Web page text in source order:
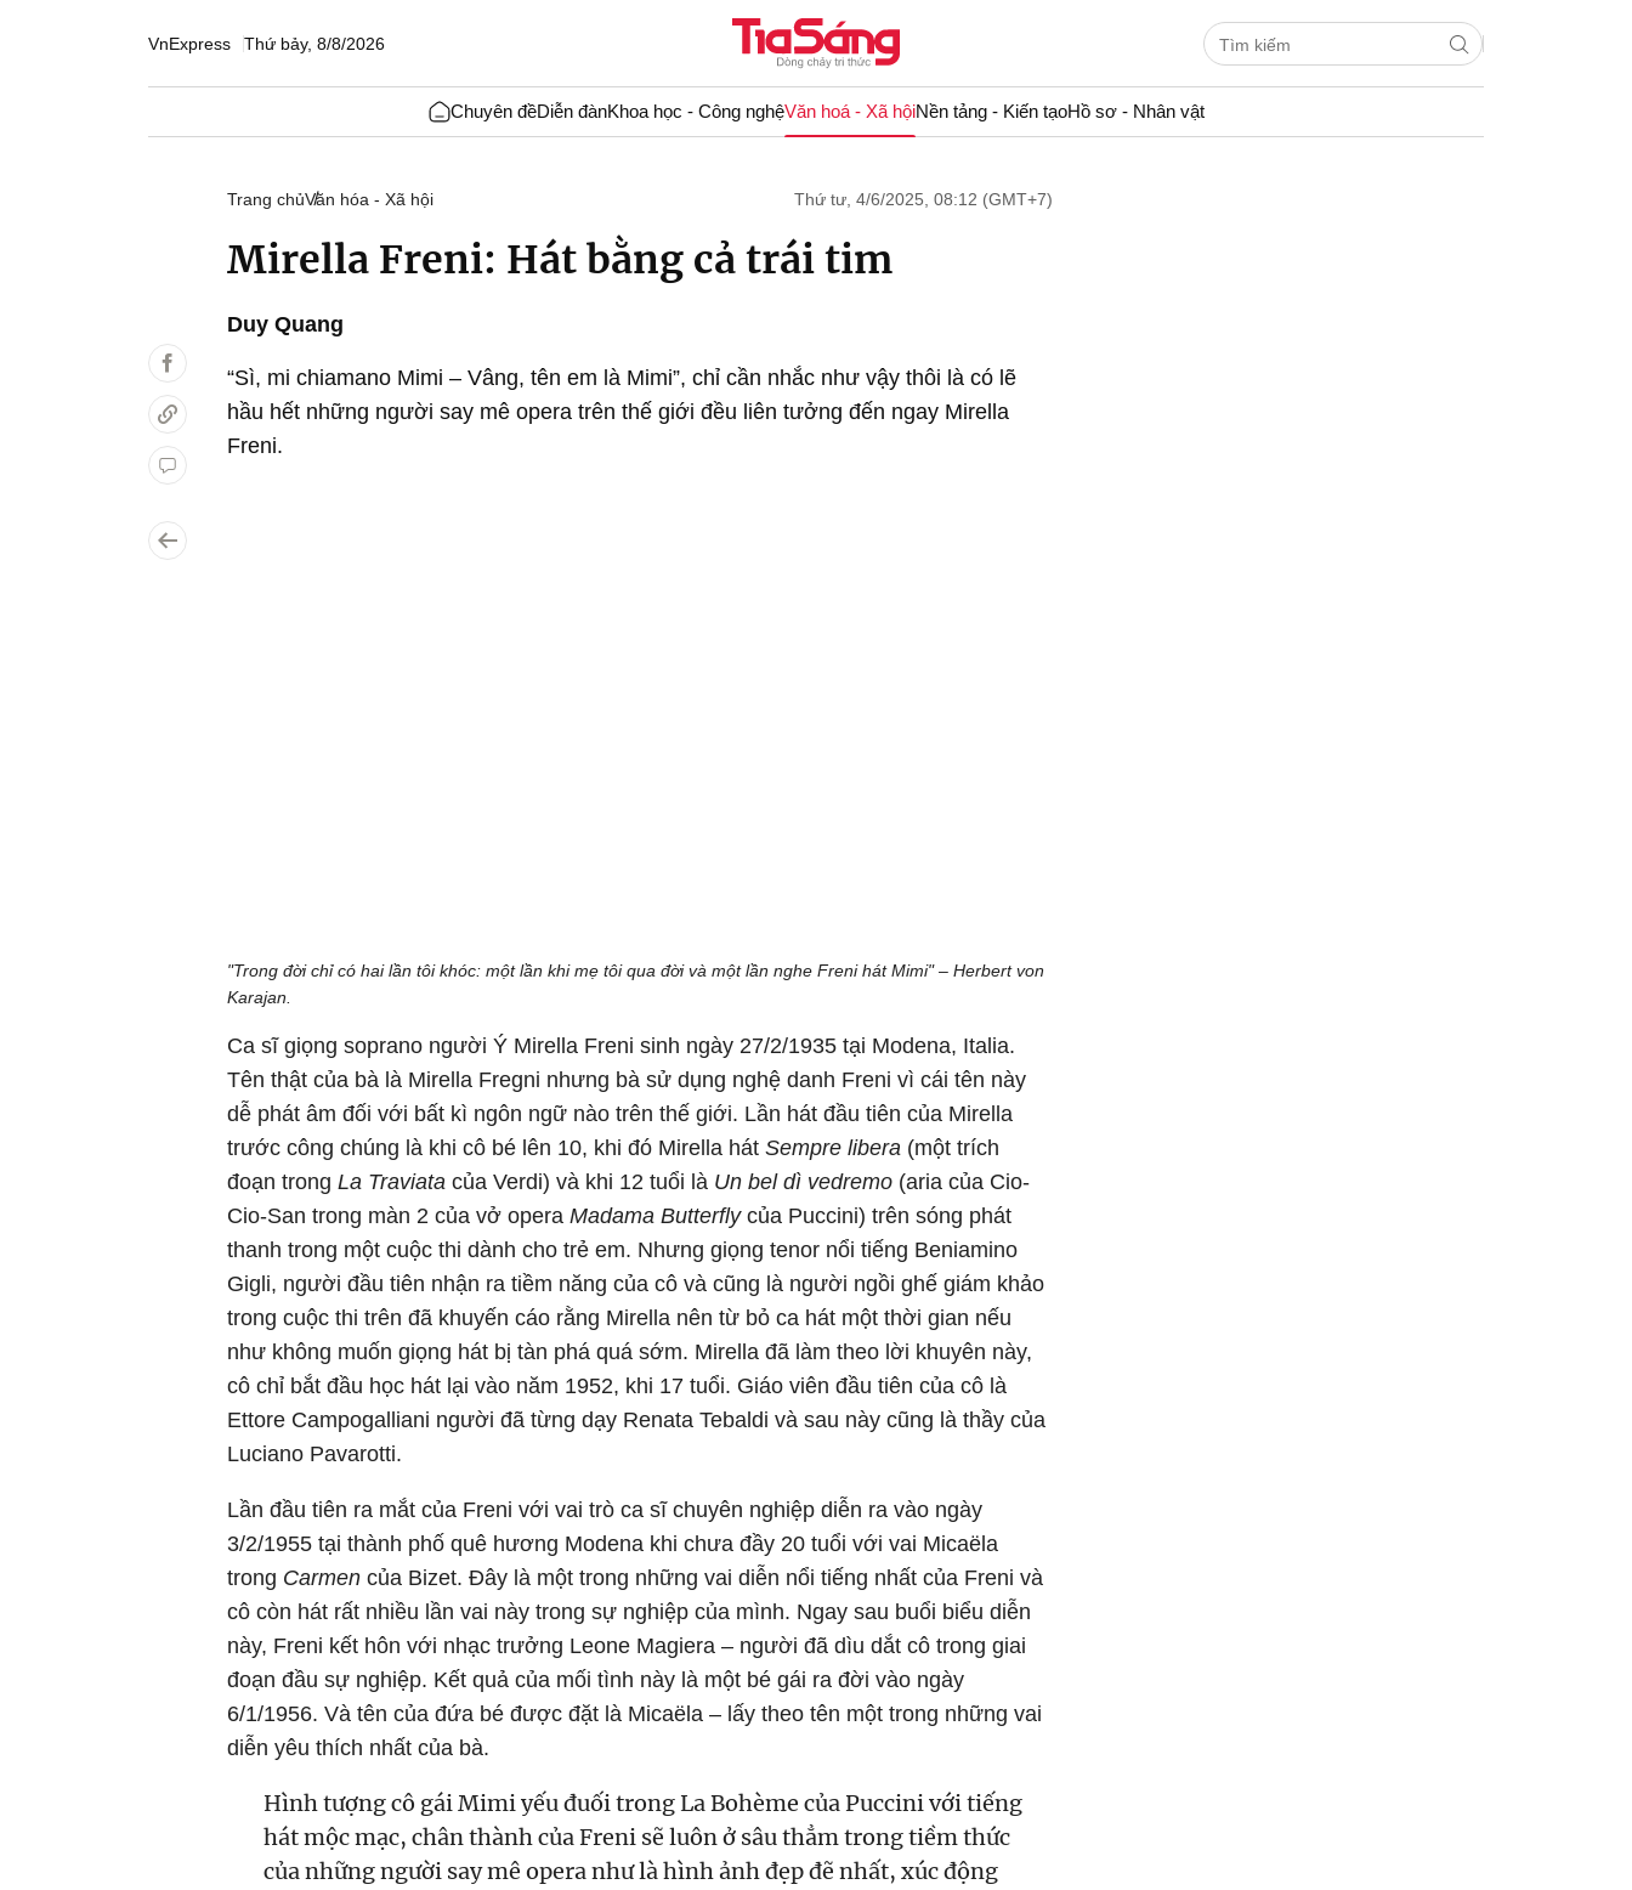
VnExpress Thứ bảy, 8/8/2026
Chuyên đềDiễn đànKhoa học - Công nghệVăn hoá - Xã hộiNền tảng - Kiến tạoHồ sơ - Nhân vật
Trang chủVăn hóa - Xã hội Thứ tư, 4/6/2025, 08:12 (GMT+7)
Mirella Freni: Hát bằng cả trái tim
Duy Quang
“Sì, mi chiamano Mimi – Vâng, tên em là Mimi”, chỉ cần nhắc như vậy thôi là có lẽ
hầu hết những người say mê opera trên thế giới đều liên tưởng đến ngay Mirella
Freni.
"Trong đời chỉ có hai lần tôi khóc: một lần khi mẹ tôi qua đời và một lần nghe Freni hát Mimi" – Herbert von
Karajan.
Ca sĩ giọng soprano người Ý Mirella Freni sinh ngày 27/2/1935 tại Modena, Italia.
Tên thật của bà là Mirella Fregni nhưng bà sử dụng nghệ danh Freni vì cái tên này
dễ phát âm đối với bất kì ngôn ngữ nào trên thế giới. Lần hát đầu tiên của Mirella
trước công chúng là khi cô bé lên 10, khi đó Mirella hát Sempre libera (một trích
đoạn trong La Traviata của Verdi) và khi 12 tuổi là Un bel dì vedremo (aria của Cio-
Cio-San trong màn 2 của vở opera Madama Butterflycủa Puccini) trên sóng phát
thanh trong một cuộc thi dành cho trẻ em. Nhưng giọng tenor nổi tiếng Beniamino
Gigli, người đầu tiên nhận ra tiềm năng của cô và cũng là người ngồi ghế giám khảo
trong cuộc thi trên đã khuyến cáo rằng Mirella nên từ bỏ ca hát một thời gian nếu
như không muốn giọng hát bị tàn phá quá sớm. Mirella đã làm theo lời khuyên này,
cô chỉ bắt đầu học hát lại vào năm 1952, khi 17 tuổi. Giáo viên đầu tiên của cô là
Ettore Campogalliani người đã từng dạy Renata Tebaldi và sau này cũng là thầy của
Luciano Pavarotti.
Lần đầu tiên ra mắt của Freni với vai trò ca sĩ chuyên nghiệp diễn ra vào ngày
3/2/1955 tại thành phố quê hương Modena khi chưa đầy 20 tuổi với vai Micaëla
trong Carmen của Bizet. Đây là một trong những vai diễn nổi tiếng nhất của Freni và
cô còn hát rất nhiều lần vai này trong sự nghiệp của mình. Ngay sau buổi biểu diễn
này, Freni kết hôn với nhạc trưởng Leone Magiera – người đã dìu dắt cô trong giai
đoạn đầu sự nghiệp. Kết quả của mối tình này là một bé gái ra đời vào ngày
6/1/1956. Và tên của đứa bé được đặt là Micaëla – lấy theo tên một trong những vai
diễn yêu thích nhất của bà.
Hình tượng cô gái Mimi yếu đuối trong La Bohème của Puccini với tiếng
hát mộc mạc, chân thành của Freni sẽ luôn ở sâu thẳm trong tiềm thức
của những người say mê opera như là hình ảnh đẹp đẽ nhất, xúc động